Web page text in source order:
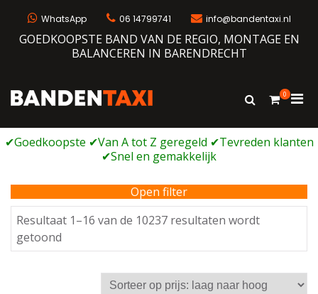
WhatsApp 06 14799741 info@bandentaxi.nl
GOEDKOOPSTE BAND VAN DE REGIO, MONTAGE EN
BALANCEREN IN BARENDRECHT
Bandengarage met eigen webshop
Toon
0
voor
Open filter
Resultaat 1–16 van de 10237 resultaten wordt
getoond
op